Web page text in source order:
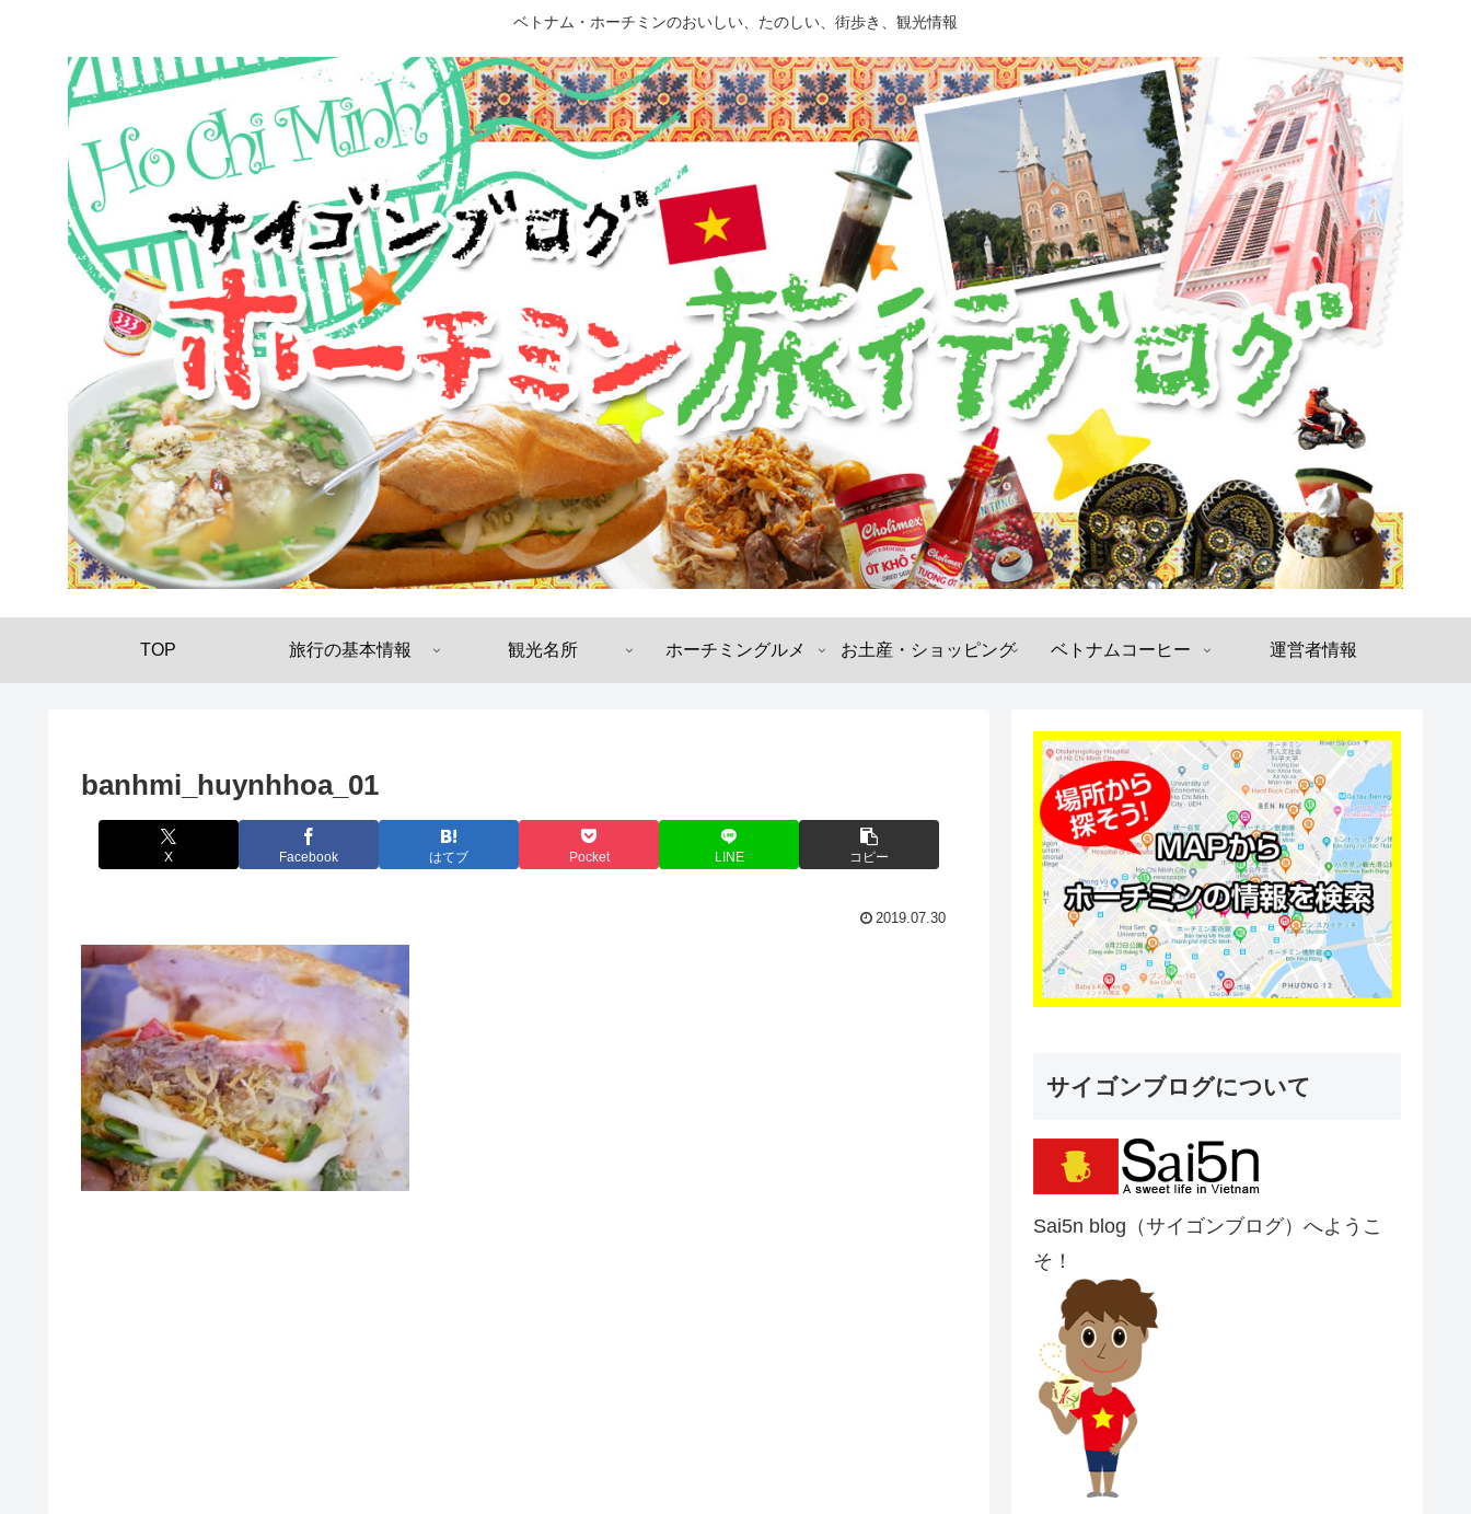
ベトナム・ホーチミンのおいしい、たのしい、街歩き、観光情報
TOP 旅行の基本情報 観光名所 ホーチミングルメ お土産・ショッピング ベトナムコーヒー 運営者情報
banhmi_huynhhoa_01
X Facebook はてブ Pocket LINE コピー
2019.07.30
サイゴンブログについて
Sai5n blog（サイゴンブログ）へようこ
そ！